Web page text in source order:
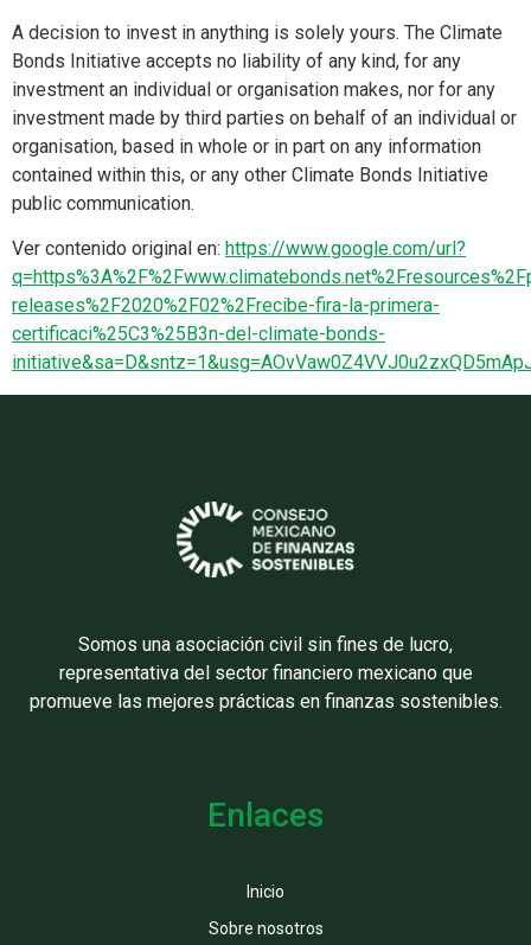
A decision to invest in anything is solely yours. The Climate
Bonds Initiative accepts no liability of any kind, for any
investment an individual or organisation makes, nor for any
investment made by third parties on behalf of an individual or
organisation, based in whole or in part on any information
contained within this, or any other Climate Bonds Initiative
public communication.
Ver contenido original en: https://www.google.com/url?
releases%2F2020%2F02%2Frecibe-fira-la-primera-
certificaci%25C3%25B3n-del-climate-bonds-
Somos una asociación civil sin fines de lucro,
representativa del sector financiero mexicano que
promueve las mejores prácticas en finanzas sostenibles.
Enlaces
Inicio
Sobre nosotros